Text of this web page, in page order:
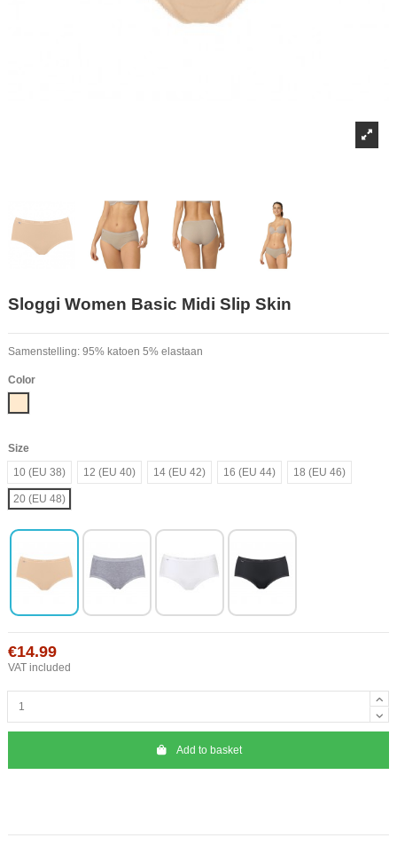
Sloggi Women Basic Midi Slip Skin
Samenstelling: 95% katoen 5% elastaan
Color
Size
10 (EU 38)
12 (EU 40) 14 (EU 42) 16 (EU 44) 18 (EU 46)
20 (EU 48)
€14.99
VAT included
Add to basket